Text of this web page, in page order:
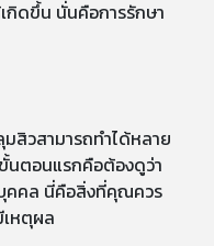
กิดขึ้น นั่นคือการรักษา
สิวสามารถทำได้หลาย
นตอนแรกคือต้องดูว่า
บุคคล นี่คือสิ่งที่คุณควร
เหตุผล